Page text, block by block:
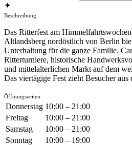
✦
Beschreibung
Das Ritterfest am
Altlandsberg nordöstlich von Berlin
Unterhaltung für die ganze Familie.
Ritterturniere, historische
und mittelalterlichen Markt auf dem
Das viertägige Fest zieht Besucher aus
Öffnungszeiten
Donnerstag 10:00 – 21:00
Freitag
10:00 – 21:00
Samstag
10:00 – 21:00
Sonntag
10:00 – 19:00